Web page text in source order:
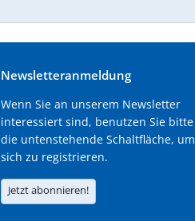
Newsletteranmeldung
Wenn Sie an unserem Newsletter
interessiert sind, benutzen Sie bitte
die untenstehende Schaltfläche, um
sich zu registrieren.
Jetzt abonnieren!